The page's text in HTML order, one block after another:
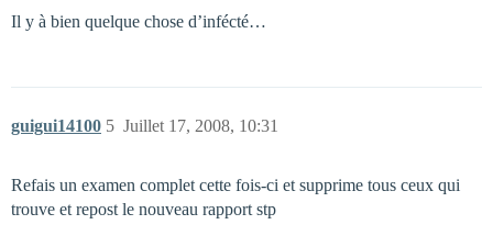
Il y à bien quelque chose d’infécté…
guigui14100 Juillet 17, 2008, 10:31
5
Refais un examen complet cette fois-ci et supprime tous ceux qui
trouve et repost le nouveau rapport stp